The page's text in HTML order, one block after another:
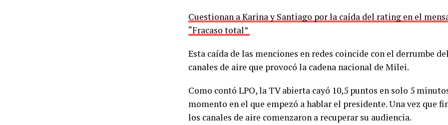
Cuestionan a Karina y Santiago por la caída del rating en el
“Fracaso total”
Esta caída de las menciones en redes coincide con el derrumbe
canales de aire que provocó la cadena nacional de Milei.
Como contó LPO, la TV abierta cayó 10,5 puntos en solo 5
momento en el que empezó a hablar el presidente. Una vez que
los canales de aire comenzaron a recuperar su audiencia.